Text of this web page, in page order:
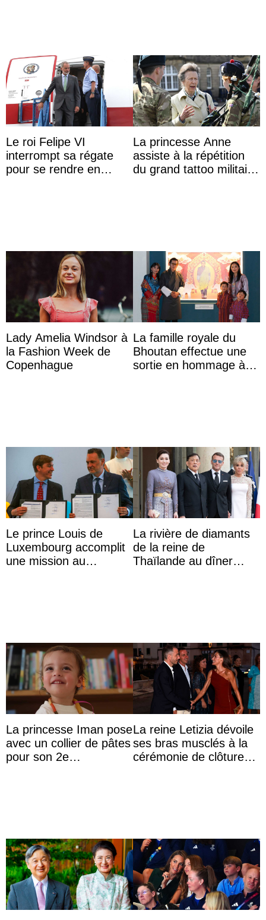
Le roi Felipe VI
interrompt sa régate
pour se rendre en
La princesse Anne
assiste à la répétition
du grand tattoo militaire
Lady Amelia Windsor à
la Fashion Week de
Copenhague
La famille royale du
Bhoutan effectue une
sortie en hommage à
Le prince Louis de
Luxembourg accomplit
une mission au
La rivière de diamants
de la reine de
Thaïlande au dîner
La princesse Iman pose
avec un collier de pâtes
pour son 2e
La reine Letizia dévoile
ses bras musclés à la
cérémonie de clôture